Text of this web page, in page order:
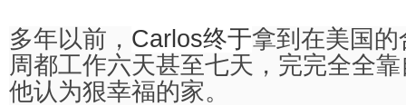
多年以前， Carlos终于拿到在美国
周都工作六天甚至七天，完完全全
他认为狠幸福的家。